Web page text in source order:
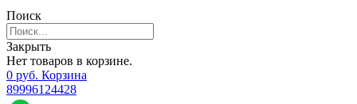
Поиск
Закрыть
Нет товаров в корзине.
0 руб. Корзина
89996124428